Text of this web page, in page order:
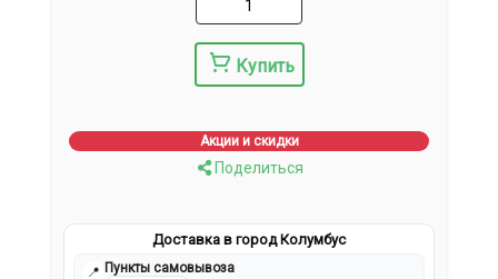
Купить
Акции и скидки
Поделиться
Доставка в город Колумбус
📍 Пункты самовывоза